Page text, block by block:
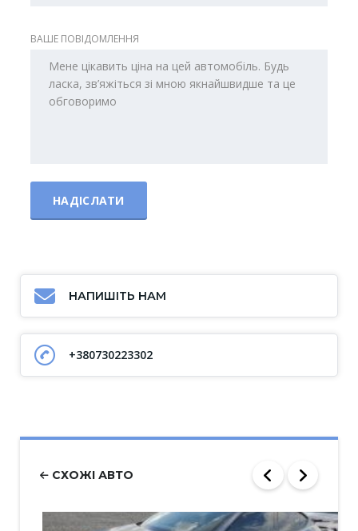
ВАШЕ ПОВІДОМЛЕННЯ
НАПИШІТЬ НАМ
+380730223302
СХОЖІ АВТО